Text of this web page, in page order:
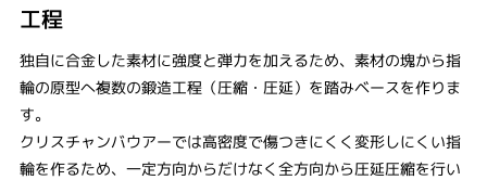
工程
独自に合金した素材に強度と弾力を加えるため、素材の塊から指
輪の原型へ複数の鍛造工程（圧縮・圧延）を踏みベースを作りま
す。
クリスチャンバウアーでは高密度で傷つきにくく変形しにくい指
輪を作るため、一定方向からだけなく全方向から圧延圧縮を行い